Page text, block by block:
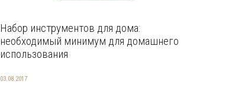
Набор инструментов для дома:
необходимый минимум для домашнего
использования
03.08.2017